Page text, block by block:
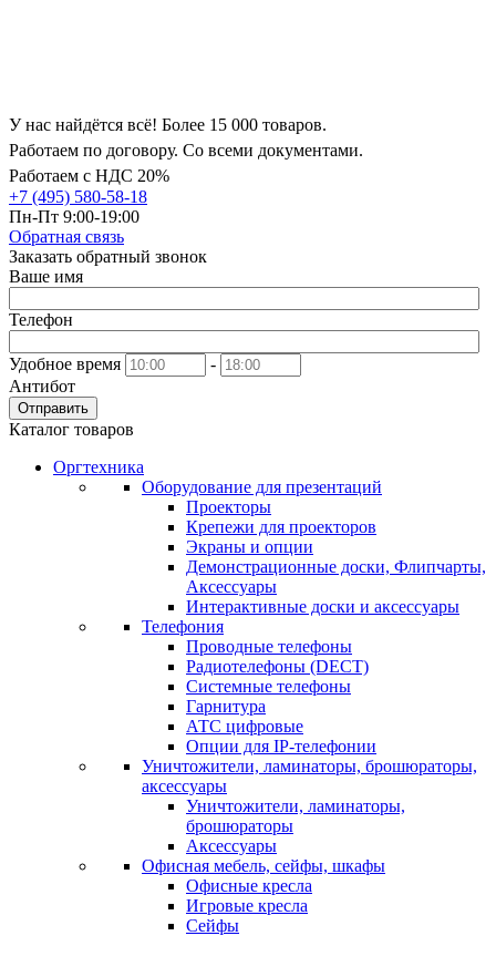
У нас найдётся всё! Более 15 000 товаров.
Работаем по договору. Со всеми документами.
Работаем с НДС 20%
+7 (495) 580-58-18
Пн-Пт 9:00-19:00
Обратная связь
Заказать обратный звонок
Ваше имя
Телефон
Удобное время
-
Антибот
Отправить
Каталог товаров
Оргтехника
Оборудование для презентаций
Проекторы
Крепежи для проекторов
Экраны и опции
Демонстрационные доски, Флипчарты,
Аксессуары
Интерактивные доски и аксессуары
Телефония
Проводные телефоны
Радиотелефоны (DECT)
Системные телефоны
Гарнитура
АТС цифровые
Опции для IP-телефонии
Уничтожители, ламинаторы, брошюраторы,
аксессуары
Уничтожители, ламинаторы,
брошюраторы
Аксессуары
Офисная мебель, сейфы, шкафы
Офисные кресла
Игровые кресла
Сейфы